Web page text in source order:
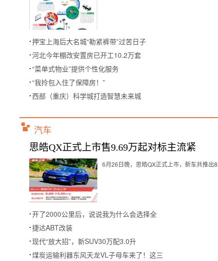
押宝上海后大名城“勒紧裤带”过苦日子
河北今年棚改安置房已开工10.2万套
“菜单式物业”提供个性化服务
“我拎包入住了保障房！”
西部（重庆）科学城打造智慧未来城
汽车
思皓QX正式上市售9.69万起对标主流紧
6月26日晚，思皓QX正式上市，新车共推出
开了2000公里后，说说我为什么会选择全
捷达ABT改装
现代“放大招”，新SUV30万配3.0升
煤炭运输利器东风天龙VL子母车来了！这三